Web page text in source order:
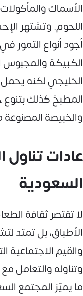
الأسماك
اللحوم. وتشتهر
أجود أنواع التمور
الكبيكة
الخليجي لكنه
المطبخ كذلك بتنوع
والخبيصة
عادات تناول
السعودية
لا تقتصر ثقافة
الأطباق، بل تمتد
والقيم
وتناوله والتعامل
ما يميّز المجتمع